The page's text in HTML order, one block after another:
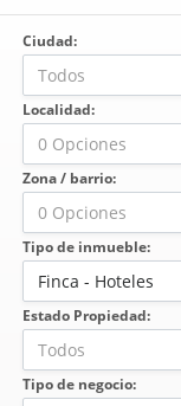
Ciudad:
Todos
Localidad:
0 Opciones
Zona / barrio:
0 Opciones
Tipo de inmueble:
Finca - Hoteles
Estado Propiedad:
Todos
Tipo de negocio: